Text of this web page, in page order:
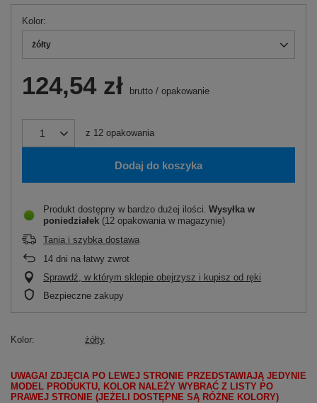
Kolor
żółty
124,54 zł brutto / opakowanie
z 12 opakowania
Dodaj do koszyka
Produkt dostępny w bardzo dużej ilości Wysyłka w
poniedziałek (12 opakowania w magazynie)
Tania i szybka dostawa
14 dni na łatwy zwrot
Sprawdź, w którym sklepie obejrzysz i kupisz od ręki
Bezpieczne zakupy
Kolor żółty
UWAGA! ZDJĘCIA PO LEWEJ STRONIE PRZEDSTAWIAJĄ JEDYNIE
MODEL PRODUKTU, KOLOR NALEŻY WYBRAĆ Z LISTY PO
PRAWEJ STRONIE (JEŻELI DOSTĘPNE SĄ RÓŻNE KOLORY)